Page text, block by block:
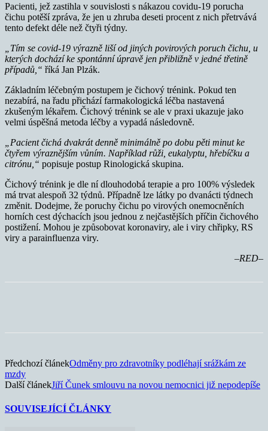
Pacienti, jež zastihla v souvislosti s nákazou covidu-19 porucha
čichu potěší zpráva, že jen u zhruba deseti procent z nich přetrvává
tento defekt déle než čtyři týdny.
„Tím se covid-19 výrazně liší od jiných povirových poruch čichu, u
kterých dochází ke spontánní úpravě jen přibližně v jedné třetině
případů,“ říká Jan Plzák.
Základním léčebným postupem je čichový trénink. Pokud ten
nezabírá, na řadu přichází farmakologická léčba nastavená
zkušeným lékařem. Čichový trénink se ale v praxi ukazuje jako
velmi úspěšná metoda léčby a vypadá následovně.
„Pacient čichá dvakrát denně minimálně po dobu pěti minut ke
čtyřem výraznějším vůním. Například růži, eukalyptu, hřebíčku a
citrónu,“ popisuje postup Rinologická skupina.
Čichový trénink je dle ní dlouhodobá terapie a pro 100% výsledek
má trvat alespoň 32 týdnů. Případně lze látky po dvanácti týdnech
změnit. Dodejme, že poruchy čichu po virových onemocněních
horních cest dýchacích jsou jednou z nejčastějších příčin čichového
postižení. Mohou je způsobovat koronaviry, ale i viry chřipky, RS
viry a parainfluenza viry.
–RED–
Předchozí článekOdměny pro zdravotníky podléhají srážkám ze
mzdy
Další článekJiří Čunek smlouvu na novou nemocnici již nepodepíše
SOUVISEJÍCÍ ČLÁNKY